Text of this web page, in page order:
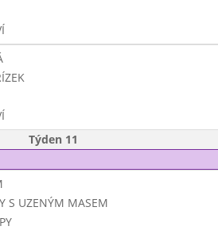
Týden 11
S UZENÝM MASEM